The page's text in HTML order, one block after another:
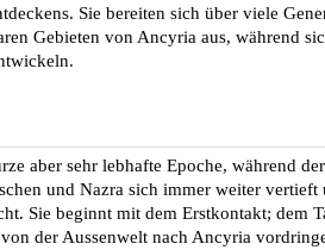
Sie bereiten sich über viele
Gebieten von Ancyria aus, während
aber sehr lebhafte Epoche, während
und Nazra sich immer weiter vertieft
Sie beginnt mit dem Erstkontakt; dem
der Aussenwelt nach Ancyria